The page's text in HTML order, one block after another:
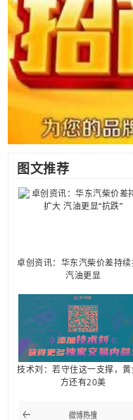
图文推荐
卓创资讯：华东汽柴价差持
汽油更显
技术刘：若守住这一支撑，
方还有20美